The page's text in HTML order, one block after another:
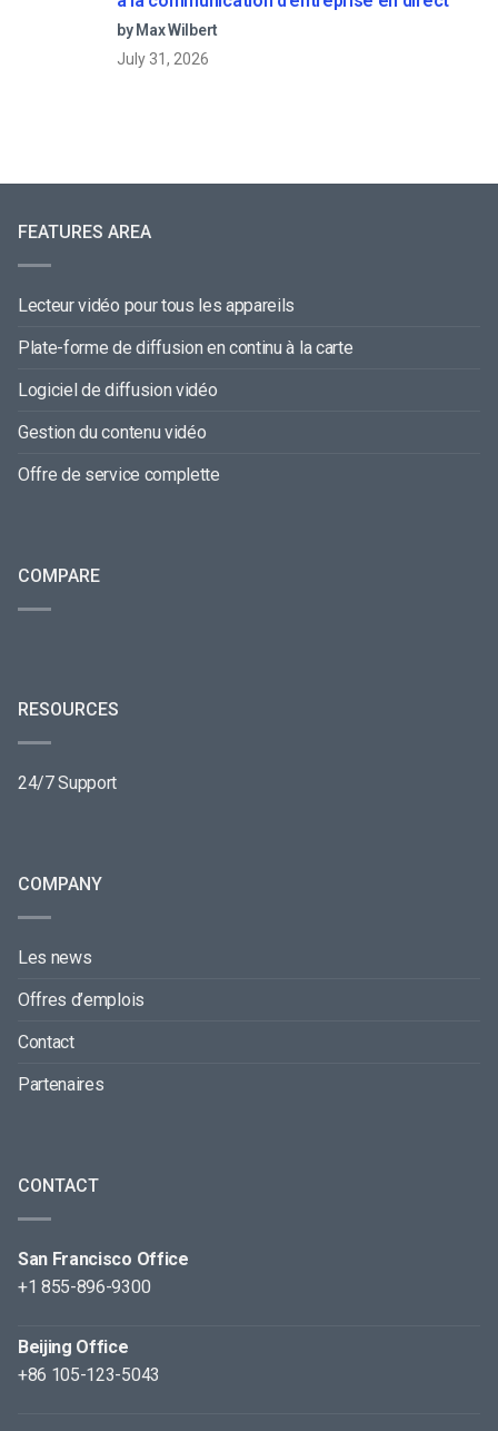
by Max Wilbert
July 31, 2026
FEATURES AREA
Lecteur vidéo pour tous les appareils
Plate-forme de diffusion en continu à la carte
Logiciel de diffusion vidéo
Gestion du contenu vidéo
Offre de service complette
COMPARE
RESOURCES
24/7 Support
COMPANY
Les news
Offres d’emplois
Contact
Partenaires
CONTACT
San Francisco Office
+1 855-896-9300
Beijing Office
+86 105-123-5043